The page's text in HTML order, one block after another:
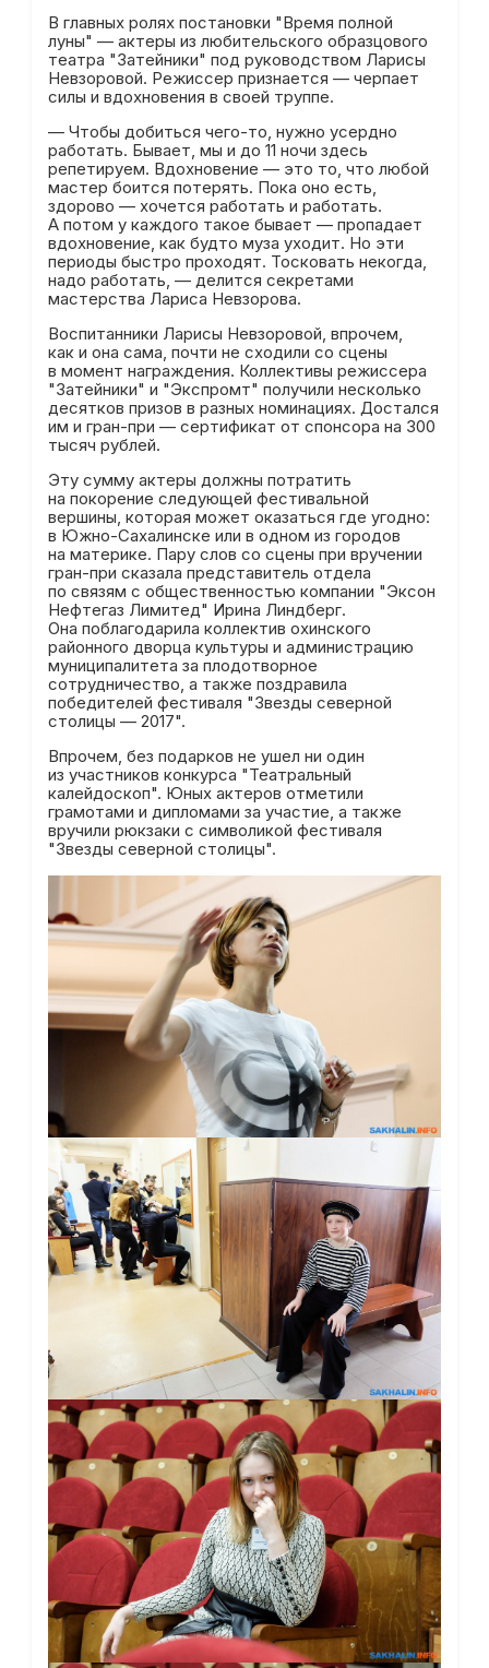
В главных ролях постановки "Время полной
луны" — актеры из любительского образцового
театра "Затейники" под руководством Ларисы
Невзоровой. Режиссер признается — черпает
силы и вдохновения в своей труппе.
— Чтобы добиться чего-то, нужно усердно
работать. Бывает, мы и до 11 ночи здесь
репетируем. Вдохновение — это то, что любой
мастер боится потерять. Пока оно есть,
здорово — хочется работать и работать.
А потом у каждого такое бывает — пропадает
вдохновение, как будто муза уходит. Но эти
периоды быстро проходят. Тосковать некогда,
надо работать, — делится секретами
мастерства Лариса Невзорова.
Воспитанники Ларисы Невзоровой, впрочем,
как и она сама, почти не сходили со сцены
в момент награждения. Коллективы режиссера
"Затейники" и "Экспромт" получили несколько
десятков призов в разных номинациях. Достался
им и гран-при — сертификат от спонсора на 300
тысяч рублей.
Эту сумму актеры должны потратить
на покорение следующей фестивальной
вершины, которая может оказаться где угодно:
в Южно-Сахалинске или в одном из городов
на материке. Пару слов со сцены при вручении
гран-при сказала представитель отдела
по связям с общественностью компании "Эксон
Нефтегаз Лимитед" Ирина Линдберг.
Она поблагодарила коллектив охинского
районного дворца культуры и администрацию
муниципалитета за плодотворное
сотрудничество, а также поздравила
победителей фестиваля "Звезды северной
столицы — 2017".
Впрочем, без подарков не ушел ни один
из участников конкурса "Театральный
калейдоскоп". Юных актеров отметили
грамотами и дипломами за участие, а также
вручили рюкзаки с символикой фестиваля
"Звезды северной столицы".